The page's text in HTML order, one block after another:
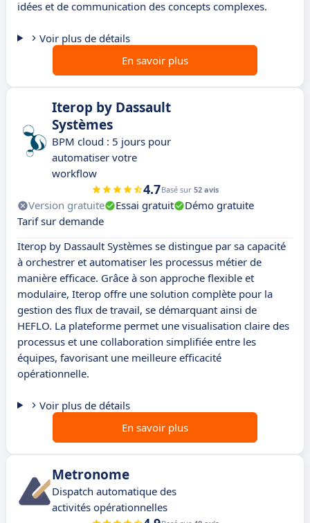
idées et de communication des concepts complexes.
Voir plus de détails
En savoir plus
Iterop by Dassault
Systèmes
BPM cloud : 5 jours pour
automatiser votre
workflow
4.7Basé sur 52 avis
Version gratuite Essai gratuit
Démo gratuite
Tarif sur demande
Iterop by Dassault Systèmes se distingue par sa capacité
à orchestrer et automatiser les processus métier de
manière efficace. Grâce à son approche flexible et
modulaire, Iterop offre une solution complète pour la
gestion des flux de travail, se démarquant ainsi de
HEFLO. La plateforme permet une visualisation claire des
processus et une collaboration simplifiée entre les
équipes, favorisant une meilleure efficacité
opérationnelle.
Voir plus de détails
En savoir plus
Metronome
Dispatch automatique des
activités opérationnelles